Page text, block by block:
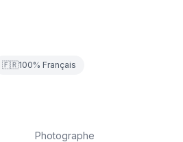
🇫🇷100% Français
Photographe